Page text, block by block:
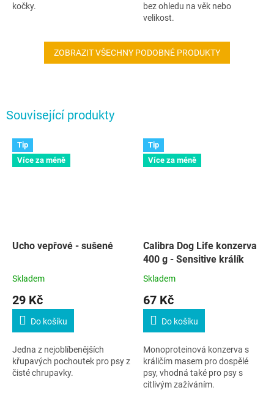
Související produkty
Tip
Více za méně
Ucho vepřové - sušené
Skladem
29 Kč
Do košíku
Jedna z nejoblíbenějších
křupavých pochoutek pro psy z
čisté chrupavky.
Tip
Více za méně
Calibra Dog Life konzerva
400 g - Sensitive králík
Skladem
67 Kč
Do košíku
Monoproteinová konzerva s
králičím masem pro dospělé
psy, vhodná také pro psy s
citlivým zažíváním.
kočky.
bez ohledu na věk nebo
velikost.
ZOBRAZIT VŠECHNY PODOBNÉ PRODUKTY